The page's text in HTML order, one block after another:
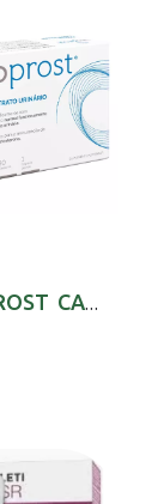
UROPROST CAPS X30 GLUTAMINA [PA] LICOPENO [PA...